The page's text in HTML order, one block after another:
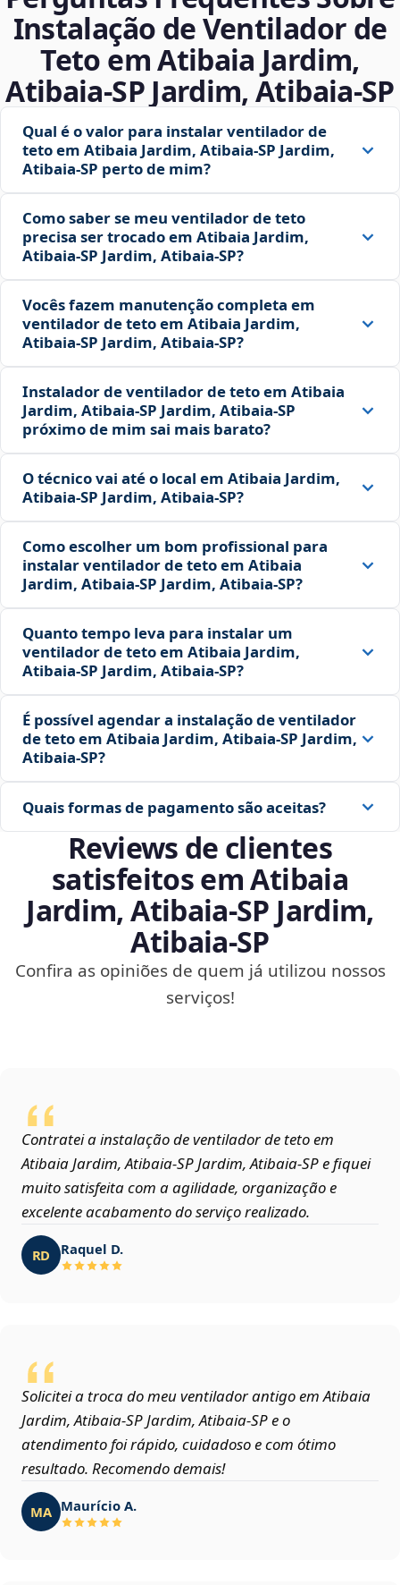
Instalação de Ventilador de
Teto em Atibaia Jardim,
Atibaia‑SP Jardim, Atibaia‑SP
Qual é o valor para instalar ventilador de
teto em Atibaia Jardim, Atibaia‑SP Jardim,
Atibaia‑SP perto de mim?
Como saber se meu ventilador de teto
precisa ser trocado em Atibaia Jardim,
Atibaia‑SP Jardim, Atibaia‑SP?
Vocês fazem manutenção completa em
ventilador de teto em Atibaia Jardim,
Atibaia‑SP Jardim, Atibaia‑SP?
Instalador de ventilador de teto em Atibaia
Jardim, Atibaia‑SP Jardim, Atibaia‑SP
próximo de mim sai mais barato?
O técnico vai até o local em Atibaia Jardim,
Atibaia‑SP Jardim, Atibaia‑SP?
Como escolher um bom profissional para
instalar ventilador de teto em Atibaia
Jardim, Atibaia‑SP Jardim, Atibaia‑SP?
Quanto tempo leva para instalar um
ventilador de teto em Atibaia Jardim,
Atibaia‑SP Jardim, Atibaia‑SP?
É possível agendar a instalação de ventilador
de teto em Atibaia Jardim, Atibaia‑SP Jardim,
Atibaia‑SP?
Quais formas de pagamento são aceitas?
Reviews de clientes
satisfeitos em Atibaia
Jardim, Atibaia‑SP Jardim,
Atibaia‑SP
Confira as opiniões de quem já utilizou nossos
serviços!
Contratei a instalação de ventilador de teto em
Atibaia Jardim, Atibaia‑SP Jardim, Atibaia‑SP e fiquei
muito satisfeita com a agilidade, organização e
excelente acabamento do serviço realizado.
RD Raquel D.
Solicitei a troca do meu ventilador antigo em Atibaia
Jardim, Atibaia‑SP Jardim, Atibaia‑SP e o
atendimento foi rápido, cuidadoso e com ótimo
resultado. Recomendo demais!
MA Maurício A.